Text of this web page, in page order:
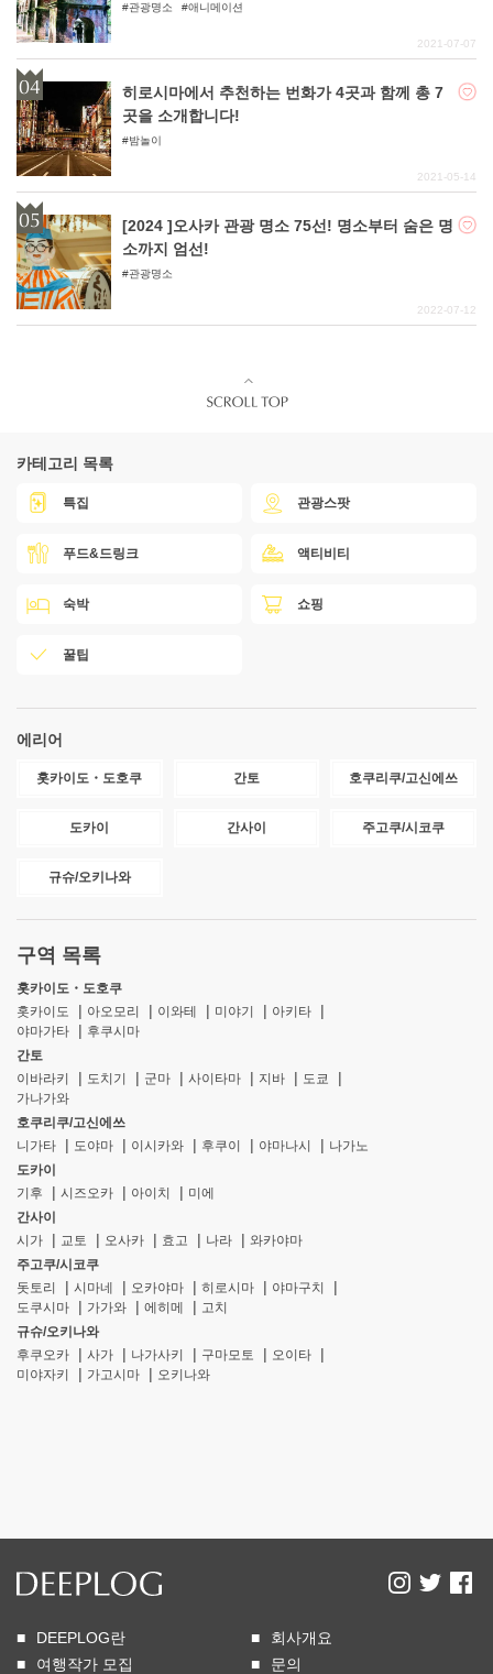
관광명소 애니메이션
2021-07-07
히로시마에서 추천하는 번화가 4곳과 함께 총 7
곳을 소개합니다!
밤놀이
2021-05-14
[2024 ]오사카 관광 명소 75선! 명소부터 숨은 명
소까지 엄선!
관광명소
2022-07-12
카테고리 목록
특집 관광스팟
푸드&드링크 액티비티
숙박 쇼핑
꿀팁
에리어
홋카이도・도호쿠 간토 호쿠리쿠/고신에쓰
도카이 간사이 주고쿠/시코쿠
규슈/오키나와
구역 목록
홋카이도・도호쿠
홋카이도
아오모리 이와테 미야기
아키타
야마가타
후쿠시마
간토
이바라키
도치기 군마 사이타마 지바
도쿄
가나가와
호쿠리쿠/고신에쓰
니가타
도야마 이시카와 후쿠이 야마나시
나가노
도카이
기후
시즈오카 아이치
미에
간사이
시가
교토 오사카 효고 나라
와카야마
주고쿠/시코쿠
돗토리
시마네 오카야마 히로시마
야마구치
도쿠시마
가가와 에히메
고치
규슈/오키나와
후쿠오카
사가 나가사키 구마모토
오이타
미야자키
가고시마 오키나와
DEEPLOG란
회사개요
여행작가 모집
문의